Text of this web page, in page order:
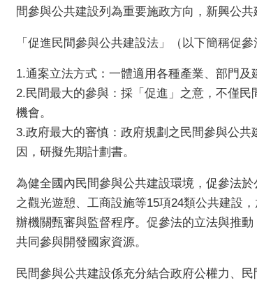
間參與公共建設列為重要施政方向，新興公
「促進民間參與公共建設法」（以下簡稱促
1.通案立法方式：一體適用各種產業、部門及
2.民間最大的參與：採「促進」之意，不僅
機會。
3.政府最大的審慎：政府規劃之民間參與公
因，研擬先期計劃書。
為健全國內民間參與公共建設環境，促參法
之觀光遊憩、工商設施等15項24類公共建設
辦機關甄審與監督程序。促參法的立法與推
共同參與開發國家資源。
民間參與公共建設係充分結合政府公權力、